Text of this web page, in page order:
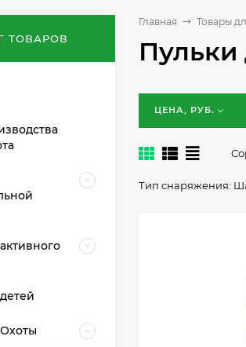
Главная Товары
Пульки
ЦЕНА, РУБ.
Тип снаряжения:
ТОВАРОВ